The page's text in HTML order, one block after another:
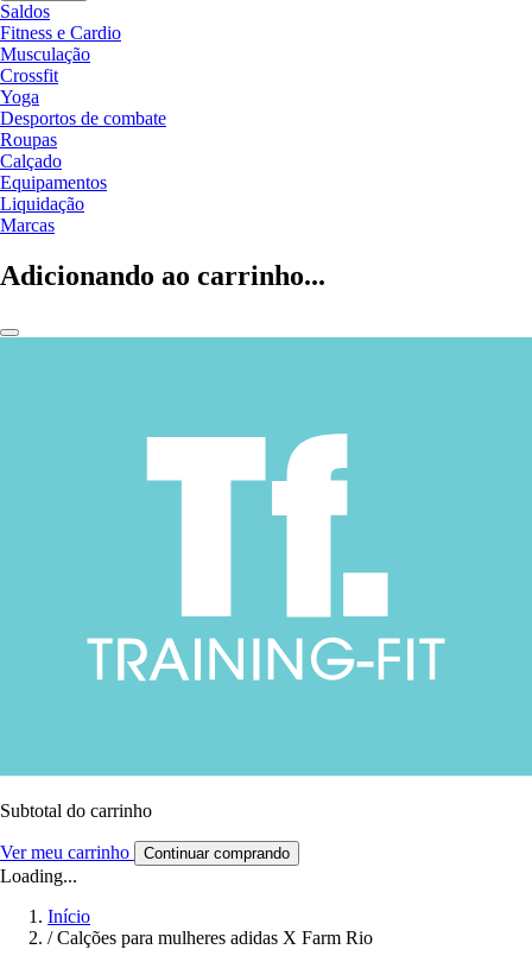
Saldos
Fitness e Cardio
Musculação
Crossfit
Yoga
Desportos de combate
Roupas
Calçado
Equipamentos
Liquidação
Marcas
Adicionando ao carrinho...
Subtotal do carrinho
Ver meu carrinho Continuar comprando
Loading...
Início
/ Calções para mulheres adidas X Farm Rio